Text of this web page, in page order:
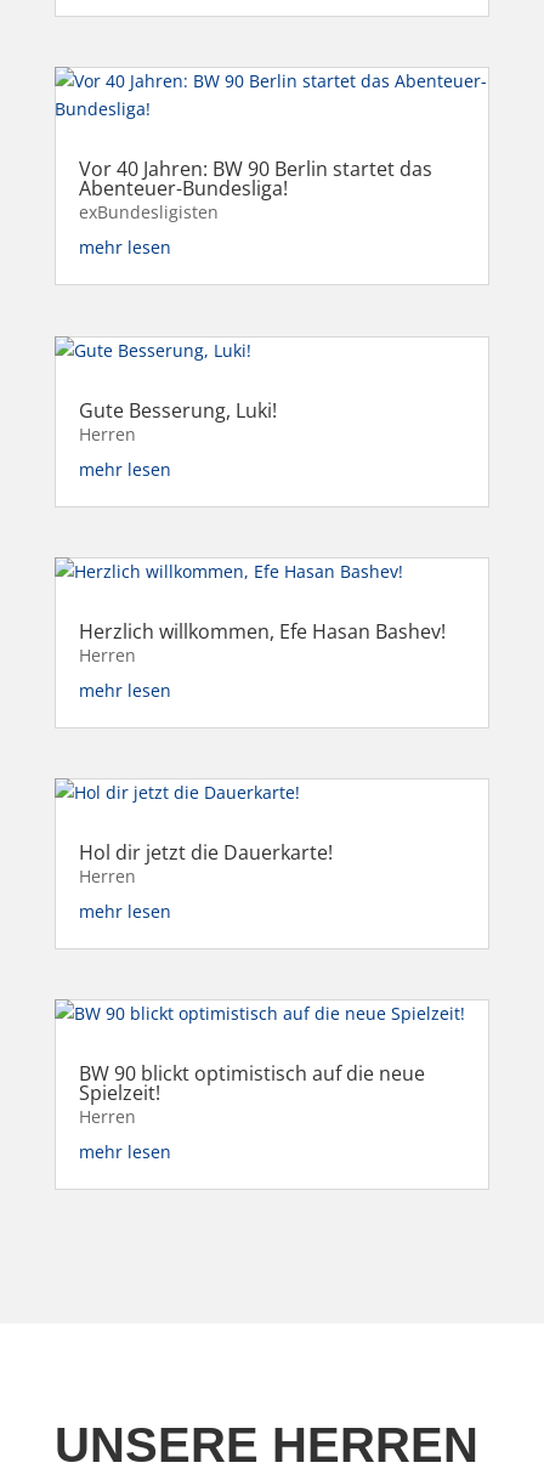
Vor 40 Jahren: BW 90 Berlin startet das
Abenteuer-Bundesliga!
exBundesligisten
mehr lesen
Gute Besserung, Luki!
Herren
mehr lesen
Herzlich willkommen, Efe Hasan Bashev!
Herren
mehr lesen
Hol dir jetzt die Dauerkarte!
Herren
mehr lesen
BW 90 blickt optimistisch auf die neue
Spielzeit!
Herren
mehr lesen
UNSERE HERREN